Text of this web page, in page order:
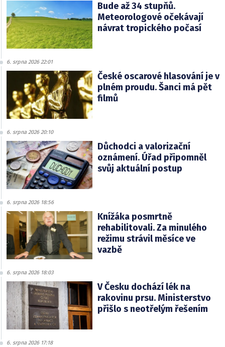
Bude až 34 stupňů.
Meteorologové očekávají
návrat tropického počasí
6. srpna 2026 22:01
České oscarové hlasování je v
plném proudu. Šanci má pět
filmů
6. srpna 2026 20:10
Důchodci a valorizační
oznámení. Úřad připomněl
svůj aktuální postup
6. srpna 2026 18:56
Knížáka posmrtně
rehabilitovali. Za minulého
režimu strávil měsíce ve
vazbě
6. srpna 2026 18:03
V Česku dochází lék na
rakovinu prsu. Ministerstvo
přišlo s neotřelým řešením
6. srpna 2026 17:18